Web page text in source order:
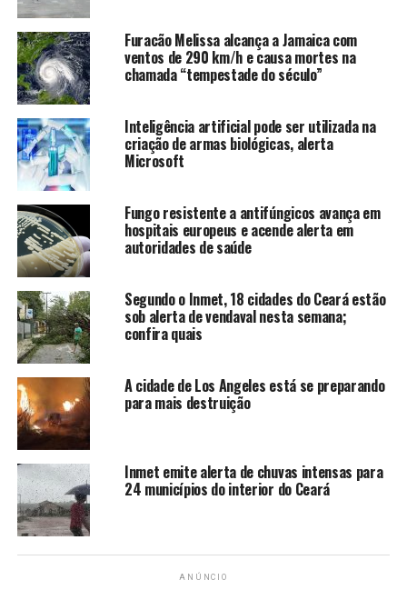
Não há consenso entre as previsões sobre se a chegada
nos Estados Unidos seria na quinta ou sexta-feira. Os
meteorologistas esperam que o furacão atinja a
categoria 4 no Golfo do México e enfraqueça antes de
atingir a Flórida.
DeSantis ativou a Guarda Nacional no domingo,
afirmando que, embora o caminho da tempestade ainda
seja incerto, os impactos serão amplamente sentidos em
todo o estado. No fim de semana também houve
declarações de desastres estaduais e federais.
“Vamos continuar monitorando o caminho desta
tempestade, mas é realmente importante destacar o
grau de incerteza que ainda existe”, disse o governador,
alertando os moradores que, mesmo que a tempestade
enfraqueça antes de atingir à terra firme, “ainda teria
impactos significativos.”
Entre os impactos esperados estão chuvas e ventos
fortes, enchentes, tempestades e até tornados isolados,
segundo DeSantis.
Fonte: CNN Brasil
TÓPICOS RELACIONADOS: ALERTA CHEGADA
FLÓRIDA
Furacão Melissa alcança a Jamaica com
ventos de 290 km/h e causa mortes na
chamada “tempestade do século”
Inteligência artificial pode ser utilizada na
criação de armas biológicas, alerta
Microsoft
Fungo resistente a antifúngicos avança em
hospitais europeus e acende alerta em
autoridades de saúde
Segundo o Inmet, 18 cidades do Ceará estão
sob alerta de vendaval nesta semana;
confira quais
A cidade de Los Angeles está se preparando
para mais destruição
Inmet emite alerta de chuvas intensas para
24 municípios do interior do Ceará
ANÚNCIO